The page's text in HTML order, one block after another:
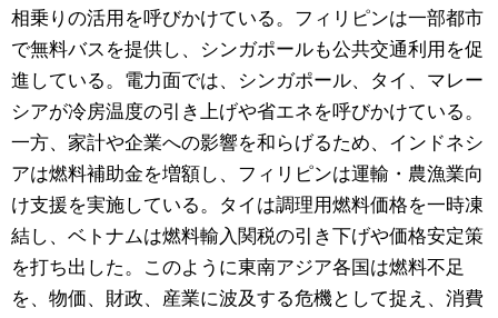
相乗りの活用を呼びかけている。フィリピンは一部都市
で無料バスを提供し、シンガポールも公共交通利用を促
進している。電力面では、シンガポール、タイ、マレー
シアが冷房温度の引き上げや省エネを呼びかけている。
一方、家計や企業への影響を和らげるため、インドネシ
アは燃料補助金を増額し、フィリピンは運輸・農漁業向
け支援を実施している。タイは調理用燃料価格を一時凍
結し、ベトナムは燃料輸入関税の引き下げや価格安定策
を打ち出した。このように東南アジア各国は燃料不足
を、物価、財政、産業に波及する危機として捉え、消費